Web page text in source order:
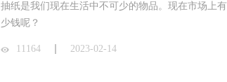
抽纸是我们现在生活中不可少的物品。现在市场上
少钱呢？
11164 2023-02-14